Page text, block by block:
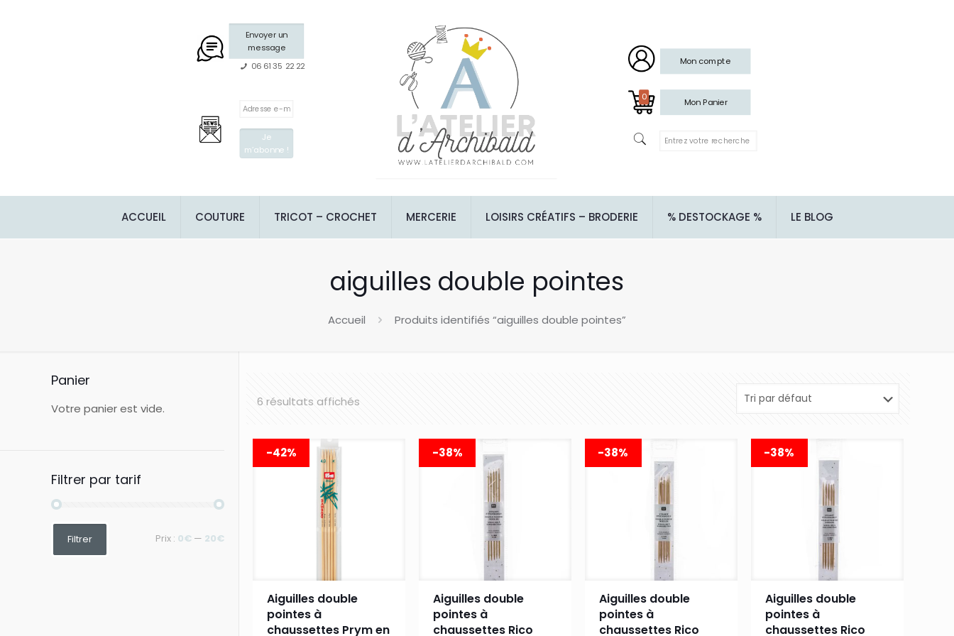
Envoyer un
message
06 61 35 22 22
Mon compte
0 Mon Panier
ACCUEIL COUTURE TRICOT – CROCHET MERCERIE LOISIRS CRÉATIFS – BRODERIE % DESTOCKAGE % LE BLOG
aiguilles double pointes
Accueil Produits identifiés “aiguilles double pointes”
6 résultats affichés
-42%
Aiguilles double
pointes à
chaussettes Prym en
-38%
Aiguilles double
pointes à
chaussettes Rico
-38%
Aiguilles double
pointes à
chaussettes Rico
-38%
Aiguilles double
pointes à
chaussettes Rico
Panier
Votre panier est vide.
Filtrer par tarif
Filtrer Prix : 0€ — 20€